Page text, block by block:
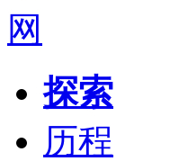
探索
历程